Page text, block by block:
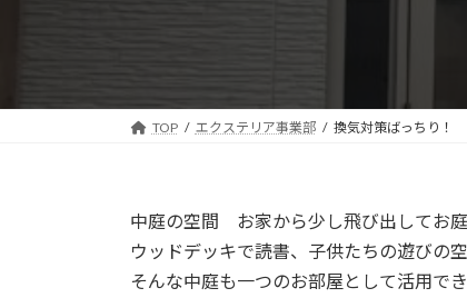
TOP エクステリア事業部 換気対策ばっちり！
中庭の空間 お家から少し飛び出してお
ウッドデッキで読書、子供たちの遊びの
そんな中庭も一つのお部屋として活用で